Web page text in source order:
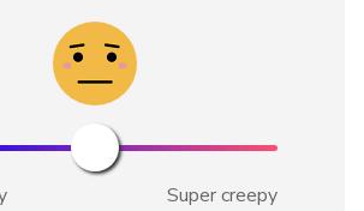
Super creepy